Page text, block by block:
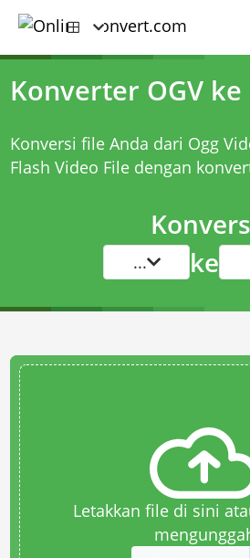
Konverter OGV ke
Konversi file Anda dari Ogg
Flash Video File dengan
... ke
Letakkan file di sini